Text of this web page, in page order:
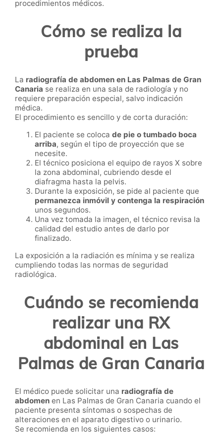
procedimientos médicos.
Cómo se realiza la
prueba
La radiografía de abdomen en Las Palmas de Gran
Canaria se realiza en una sala de radiología y no
requiere preparación especial, salvo indicación
médica.
El procedimiento es sencillo y de corta duración:
El paciente se coloca de pie o tumbado boca
arriba, según el tipo de proyección que se
necesite.
El técnico posiciona el equipo de rayos X sobre
la zona abdominal, cubriendo desde el
diafragma hasta la pelvis.
Durante la exposición, se pide al paciente que
permanezca inmóvil y contenga la respiración
unos segundos.
Una vez tomada la imagen, el técnico revisa la
calidad del estudio antes de darlo por
finalizado.
La exposición a la radiación es mínima y se realiza
cumpliendo todas las normas de seguridad
radiológica.
Cuándo se recomienda
realizar una RX
abdominal en Las
Palmas de Gran Canaria
El médico puede solicitar una radiografía de
abdomen en Las Palmas de Gran Canaria cuando el
paciente presenta síntomas o sospechas de
alteraciones en el aparato digestivo o urinario.
Se recomienda en los siguientes casos: